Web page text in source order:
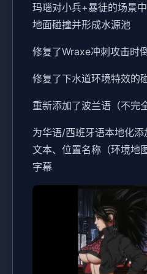
玛瑙对小兵+暴徒的场景
地面碰撞并形成水源池
修复了Wraxe冲刺攻击时
修复了下水道环境特效的
重新添加了波兰语（不完
为华语/西班牙语本地化
文本、位置名称（环境地
字幕